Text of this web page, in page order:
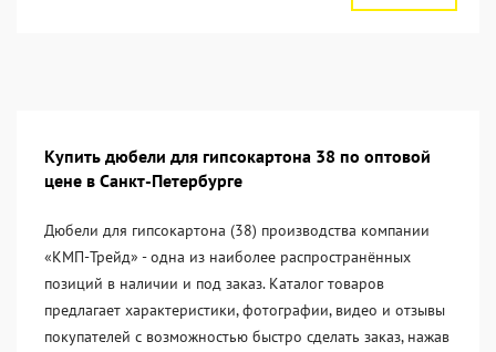
Купить дюбели для гипсокартона 38 по оптовой
цене в Санкт-Петербурге
Дюбели для гипсокартона (38) производства компании
«KМП-Трейд» - одна из наиболее распространённых
позиций в наличии и под заказ. Каталог товаров
предлагает характеристики, фотографии, видео и отзывы
покупателей с возможностью быстро сделать заказ, нажав